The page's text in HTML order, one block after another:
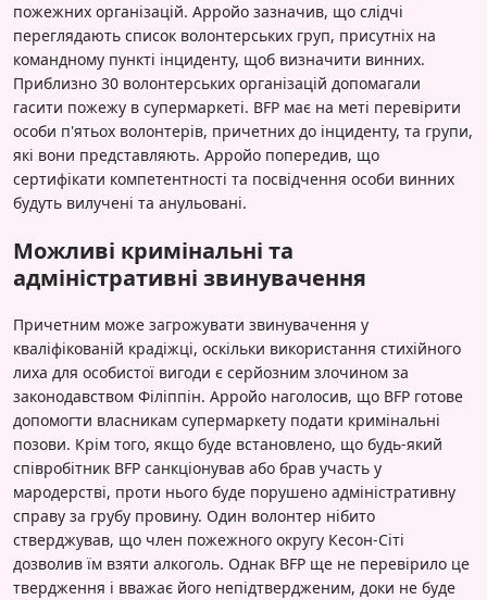
пожежних організацій. Арройо зазначив, що слідчі
переглядають список волонтерських груп, присутніх на
командному пункті інциденту, щоб визначити винних.
Приблизно 30 волонтерських організацій допомагали
гасити пожежу в супермаркеті. BFP має на меті перевірити
особи п'ятьох волонтерів, причетних до інциденту, та групи,
які вони представляють. Арройо попередив, що
сертифікати компетентності та посвідчення особи винних
будуть вилучені та анульовані.
Можливі кримінальні та
адміністративні звинувачення
Причетним може загрожувати звинувачення у
кваліфікованій крадіжці, оскільки використання стихійного
лиха для особистої вигоди є серйозним злочином за
законодавством Філіппін. Арройо наголосив, що BFP готове
допомогти власникам супермаркету подати кримінальні
позови. Крім того, якщо буде встановлено, що будь-який
співробітник BFP санкціонував або брав участь у
мародерстві, проти нього буде порушено адміністративну
справу за грубу провину. Один волонтер нібито
стверджував, що член пожежного округу Кесон-Сіті
дозволив їм взяти алкоголь. Однак BFP ще не перевірило це
твердження і вважає його непідтвердженим, доки не буде